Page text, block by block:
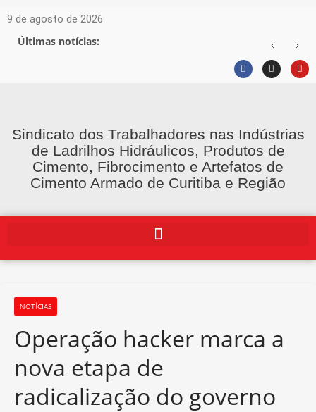
9 de agosto de 2026
Últimas notícias:
Sindicato dos Trabalhadores nas Indústrias
de Ladrilhos Hidráulicos, Produtos de
Cimento, Fibrocimento e Artefatos de
Cimento Armado de Curitiba e Região
NOTÍCIAS
Operação hacker marca a
nova etapa de
radicalização do governo